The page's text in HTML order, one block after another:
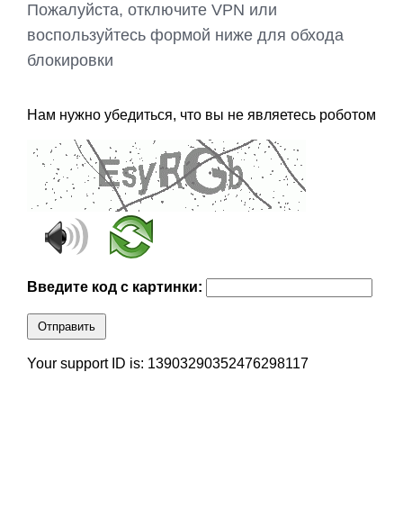
Пожалуйста, отключите VPN или
воспользуйтесь формой ниже для обхода
блокировки
Нам нужно убедиться, что вы не являетесь роботом
Введите код с картинки:
Отправить
Your support ID is: 13903290352476298117